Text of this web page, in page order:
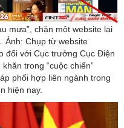
mưa”, chặn một website lại
Ảnh: Chụp từ website
đổi với Cục trưởng Cục Điện
trong “cuộc chiến”
phối hợp liên ngành trong
hiện nay.